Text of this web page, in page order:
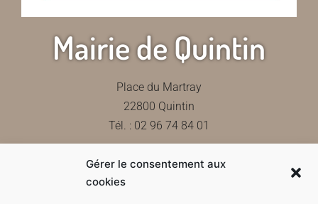
Gérer le consentement aux
cookies
Mairie de Quintin
Place du Martray
22800 Quintin
Tél. : 02 96 74 84 01
Contactez-nous